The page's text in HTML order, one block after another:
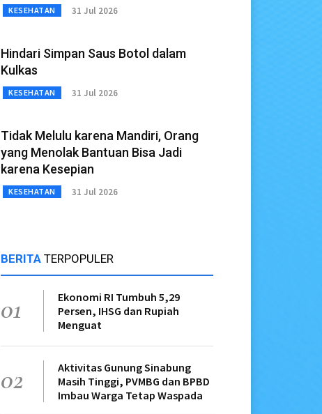
KESEHATAN 31 Jul 2026
Hindari Simpan Saus Botol dalam
Kulkas
KESEHATAN 31 Jul 2026
Tidak Melulu karena Mandiri, Orang
yang Menolak Bantuan Bisa Jadi
karena Kesepian
KESEHATAN 31 Jul 2026
BERITA TERPOPULER
01
Ekonomi RI Tumbuh 5,29
Persen, IHSG dan Rupiah
Menguat
02
Aktivitas Gunung Sinabung
Masih Tinggi, PVMBG dan BPBD
Imbau Warga Tetap Waspada